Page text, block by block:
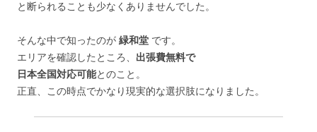
と断られることも少なくありませんでした。
そんな中で知ったのが 緑和堂 です。
エリアを確認したところ、 出張費無料で
日本全国対応可能とのこと。
正直、この時点でかなり現実的な選択肢になりました。